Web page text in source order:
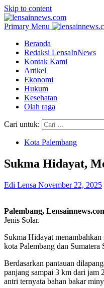
Skip to content
Primary Menu
Beranda
Redaksi LensaInNews
Kontak Kami
Artikel
Ekonomi
Hukum
Kesehatan
Olah raga
Cari untuk:
Kota Palembang
Sukma Hidayat,
Edi Lensa November 22, 2025
Palembang,
Jenis Solar.
Sukma Hidayat
kota Palembang dan Sumatera
Berdasarkan pantauan
panjang sampai 3 km dari jam
antri ternyata bahan bakar